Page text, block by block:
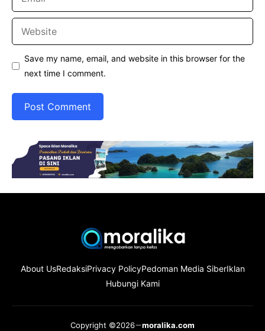
Save my name, email, and website in this browser for the
next time I comment.
About UsRedaksiPrivacy PolicyPedoman Media SiberIklan
Hubungi Kami
Copyright ©2026 moralika.com